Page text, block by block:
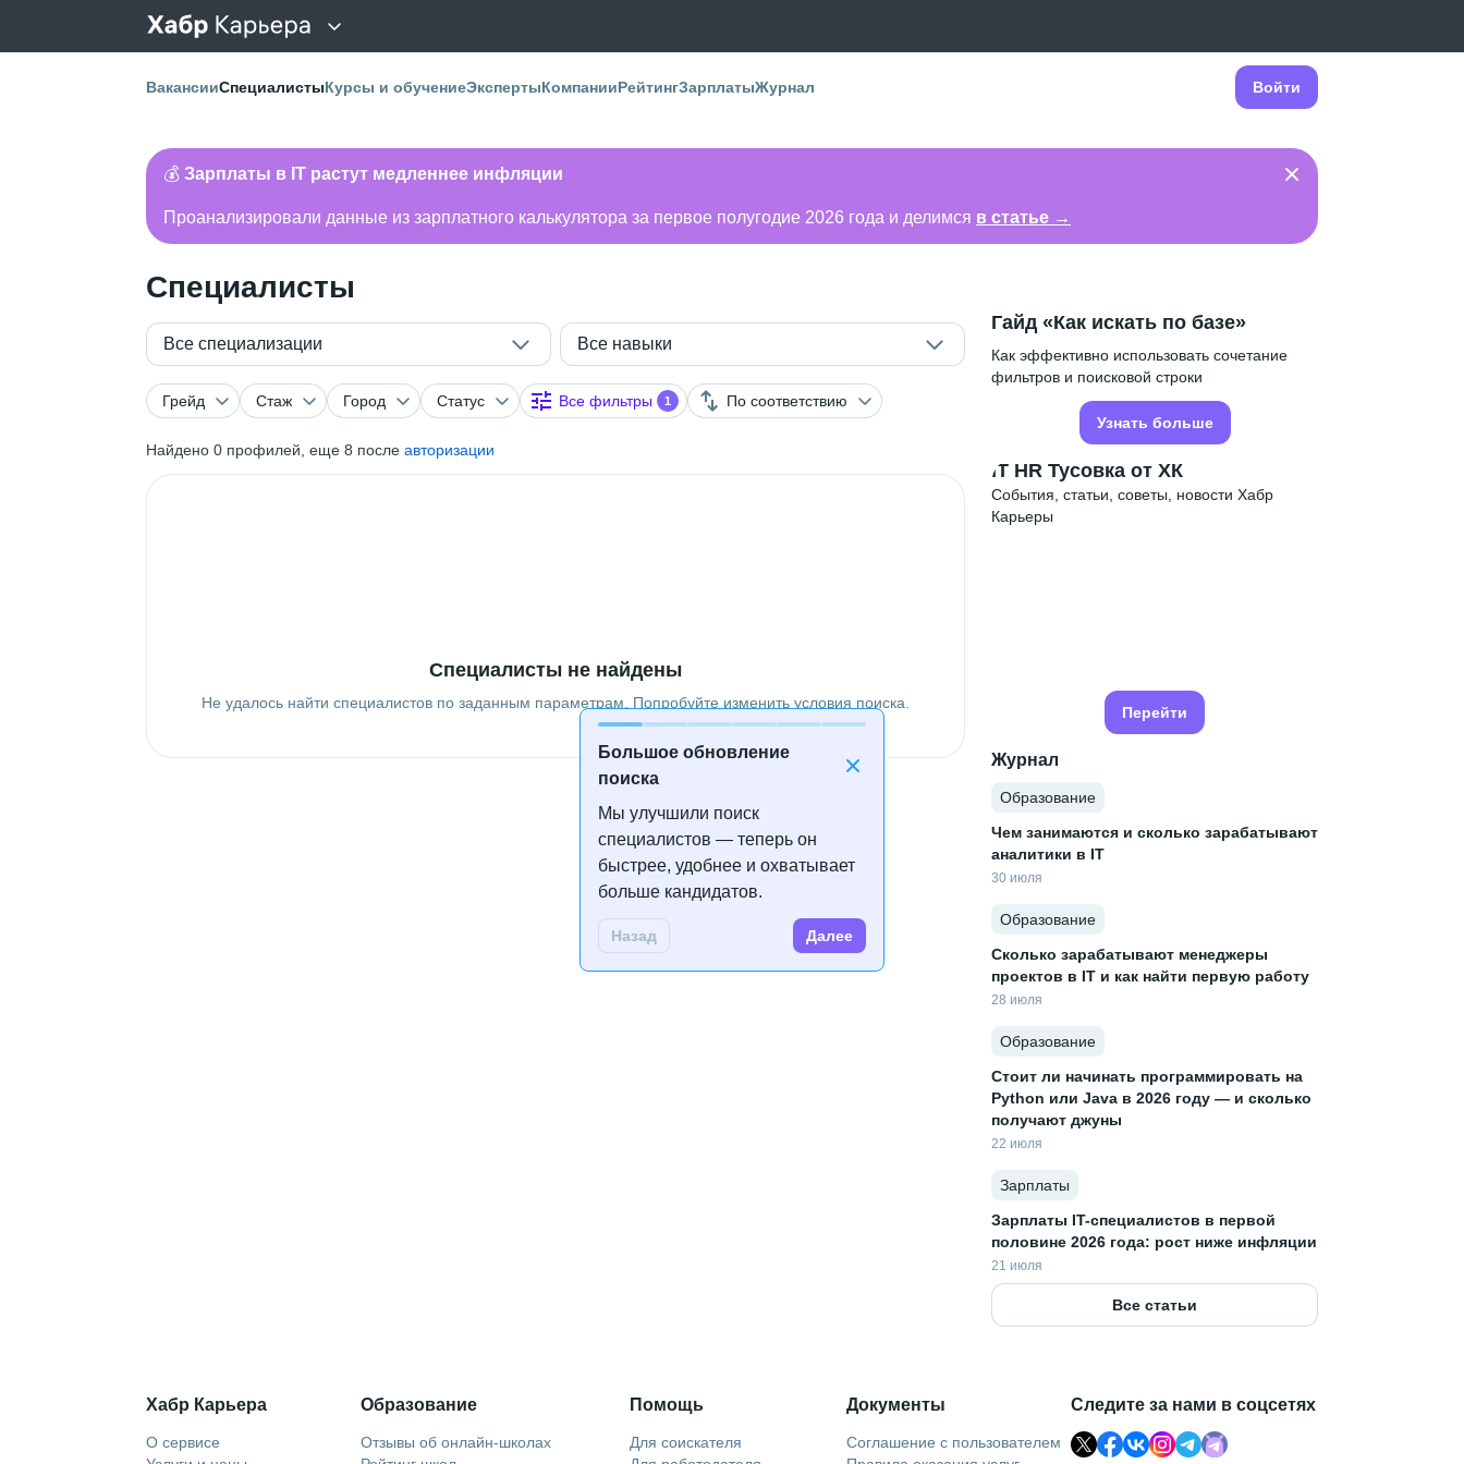
ВакансииСпециалистыКурсы и обучениеЭкспертыКомпанииРейтингЗарплатыЖурнал Войти
💰 Зарплаты в IT растут медленнее инфляции
Проанализировали данные из зарплатного калькулятора за первое полугодие 2026 года и делимся в статье →
Специалисты
Все специализации Все навыки
Грейд Стаж Город Статус Все фильтры 1 По соответствию
Найдено 0 профилей, еще 8 после авторизации
Большое обновление
поиска
Мы улучшили поиск
специалистов — теперь он
быстрее, удобнее и охватывает
больше кандидатов.
Назад Далее
Специалисты не найдены
Не удалось найти специалистов по заданным параметрам. Попробуйте изменить условия поиска.
Гайд «Как искать по базе»
Как эффективно использовать сочетание
фильтров и поисковой строки
Узнать больше
IT HR Тусовка от ХК
События, статьи, советы, новости Хабр
Карьеры
Перейти
Журнал
Образование
Чем занимаются и сколько зарабатывают
аналитики в IT
30 июля
Образование
Сколько зарабатывают менеджеры
проектов в IT и как найти первую работу
28 июля
Образование
Стоит ли начинать программировать на
Python или Java в 2026 году — и сколько
получают джуны
22 июля
Зарплаты
Зарплаты IT-специалистов в первой
половине 2026 года: рост ниже инфляции
21 июля
Все статьи
Хабр Карьера
О сервисе
Образование
Отзывы об онлайн-школах
Помощь
Для соискателя
Документы
Соглашение с пользователем
Следите за нами в соцсетях